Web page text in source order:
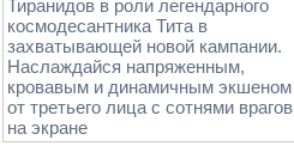
Тиранидов в роли легендарного
космодесантника Тита в
захватывающей новой кампании.
Наслаждайся напряженным,
кровавым и динамичным экшеном
от третьего лица с сотнями врагов
на экране